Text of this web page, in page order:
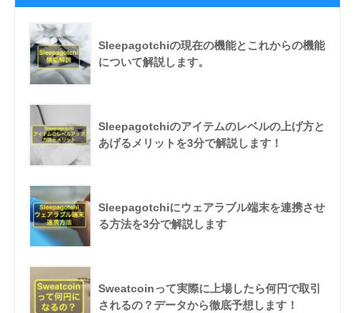
Sleepagotchiの現在の機能とこれからの機能
について解説します。
Sleepagotchiのアイテムのレベルの上げ方と
あげるメリットを3分で解説します！
Sleepagotchiにウェアラブル端末を連携させ
る方法を3分で解説します
Sweatcoinって実際に上場したら何円で取引
されるの？データから徹底予想します！